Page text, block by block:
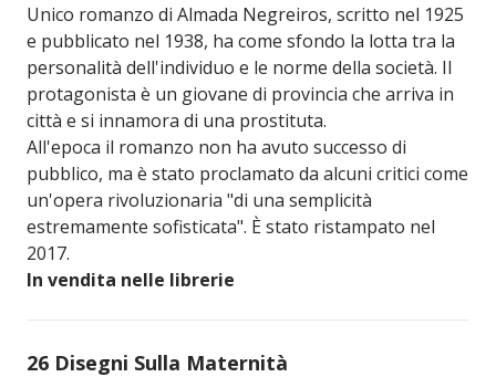
Unico romanzo di Almada Negreiros, scritto nel 1925
e pubblicato nel 1938, ha come sfondo la lotta tra la
personalità dell'individuo e le norme della società. Il
protagonista è un giovane di provincia che arriva in
città e si innamora di una prostituta.
All'epoca il romanzo non ha avuto successo di
pubblico, ma è stato proclamato da alcuni critici come
un'opera rivoluzionaria "di una semplicità
estremamente sofisticata". È stato ristampato nel
2017.
In vendita nelle librerie
26 Disegni Sulla Maternità